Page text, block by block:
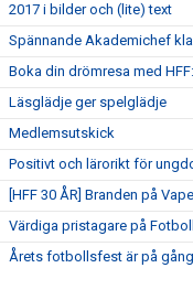
2017 i bilder och (lite) text
Spännande Akademichef
Boka din drömresa med
Läsglädje ger spelglädje
Medlemsutskick
Positivt och lärorikt för
[HFF 30 ÅR] Branden på
Värdiga pristagare på
Årets fotbollsfest är på gång